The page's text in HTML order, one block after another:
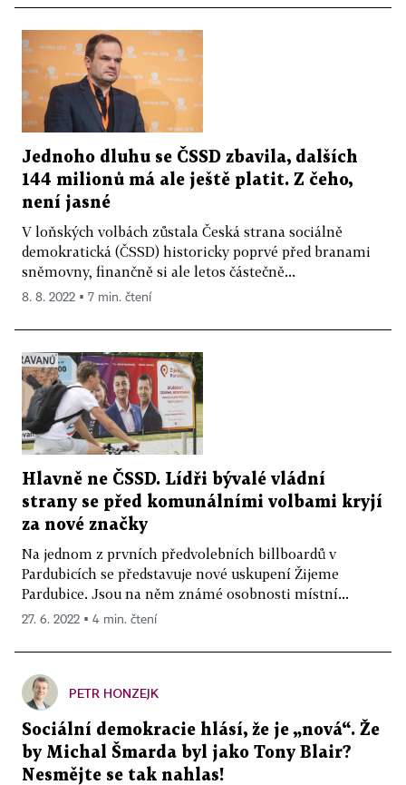
Jednoho dluhu se ČSSD zbavila, dalších
144 milionů má ale ještě platit. Z čeho,
není jasné
V loňských volbách zůstala Česká strana sociálně
demokratická (ČSSD) historicky poprvé před branami
sněmovny, finančně si ale letos částečně...
8. 8. 2022 ▪ 7 min. čtení
Hlavně ne ČSSD. Lídři bývalé vládní
strany se před komunálními volbami kryjí
za nové značky
Na jednom z prvních předvolebních billboardů v
Pardubicích se představuje nové uskupení Žijeme
Pardubice. Jsou na něm známé osobnosti místní...
27. 6. 2022 ▪ 4 min. čtení
PETR HONZEJK
Sociální demokracie hlásí, že je „nová“. Že
by Michal Šmarda byl jako Tony Blair?
Nesmějte se tak nahlas!